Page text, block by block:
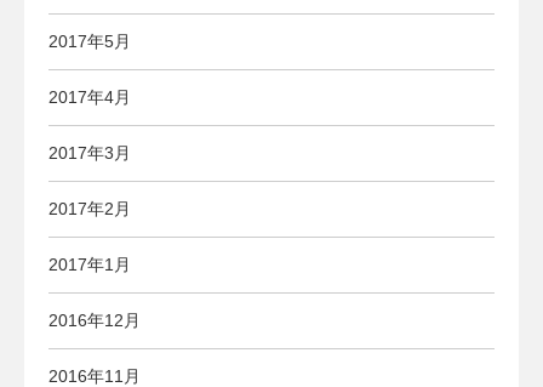
2017年5月
2017年4月
2017年3月
2017年2月
2017年1月
2016年12月
2016年11月